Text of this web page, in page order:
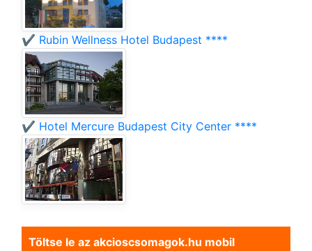
✔️ Rubin Wellness Hotel Budapest ****
✔️ Hotel Mercure Budapest City Center ****
Töltse le az akcioscsomagok.hu mobil